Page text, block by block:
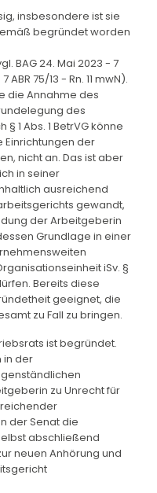
insbesondere ist sie
begründet worden
BAG 24. Mai 2023 - 7
ABR 75/13 - Rn. 11 mwN).
die Annahme des
des
1 Abs. 1 BetrVG könne
Einrichtungen der
nicht an. Das ist aber
in seiner
ausreichend
gewandt,
der Arbeitgeberin
Grundlage in einer
iSv. §
Bereits diese
geeignet, die
zu Fall zu bringen.
ist begründet.
in der
zu Unrecht für
der Senat die
abschließend
neuen Anhörung und